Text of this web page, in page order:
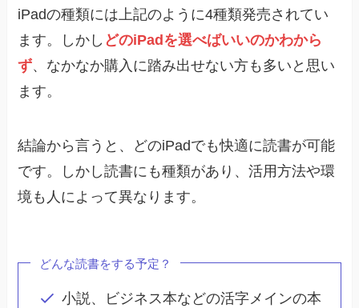
iPadの種類には上記のように4種類発売されてい
ます。しかし どのiPadを選べばいいのかわから
ず、なかなか購入に踏み出せない方も多いと思い
ます。
結論から言うと、どのiPadでも快適に読書が可能
です。しかし読書にも種類があり、活用方法や環
境も人によって異なります。
どんな読書をする予定？
小説、ビジネス本などの活字メインの本